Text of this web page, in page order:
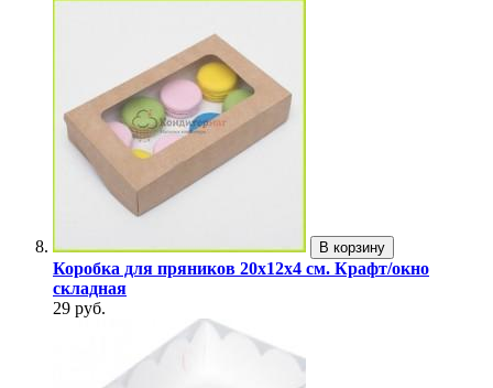
В корзину
Коробка для пряников 20х12х4 см. Крафт/окно
складная
29 руб.